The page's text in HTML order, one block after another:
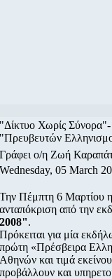
"Δίκτυο Χωρίς Σύνορα"-
"Πρευβευτών
Γράφει ο/η Ζωή
Wednesday, 05 March
Την Πέμπτη 6 Μαρτίου
ανταπόκριση από την
2008".
Πρόκειται για μία
πρώτη «Πρέσβειρα
Αθηνών και τιμά
προβάλλουν και